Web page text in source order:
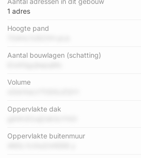
1 adres
Hoogte pand
Aantal bouwlagen (schatting)
Volume
Oppervlakte dak
Oppervlakte buitenmuur